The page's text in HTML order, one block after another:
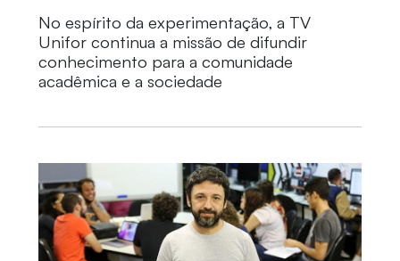
No espírito da experimentação, a TV
Unifor continua a missão de difundir
conhecimento para a comunidade
acadêmica e a sociedade